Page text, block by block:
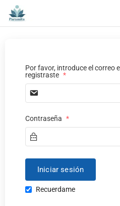
Por favor, introduce el correo
registraste *
Contraseña *
Recuerdame